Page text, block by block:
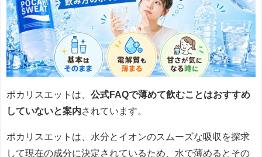
ポカリスエットは、 公式FAQで薄めて飲むことはおすすめ
していないと案内されています。
ポカリスエットは、水分とイオンのスムーズな吸収を探求
して現在の成分に決定されているため、水で薄めるとその